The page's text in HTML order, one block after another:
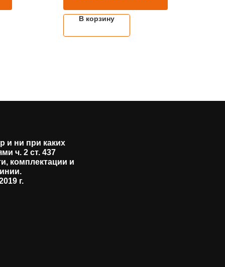
В корзину
и ни при каких
ч. 2 ст. 437
комплектации и
г.